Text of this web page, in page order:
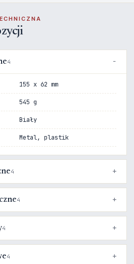
4
155 x 62 mm
545 g
Biały
Metal, plastik
4
4
4
4